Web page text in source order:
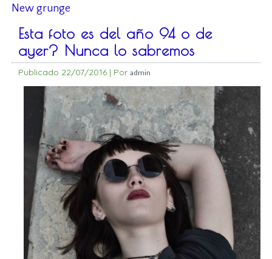
New grunge
Esta foto es del año 94 o de
ayer? Nunca lo sabremos
Publicado 22/07/2016 | Por admin